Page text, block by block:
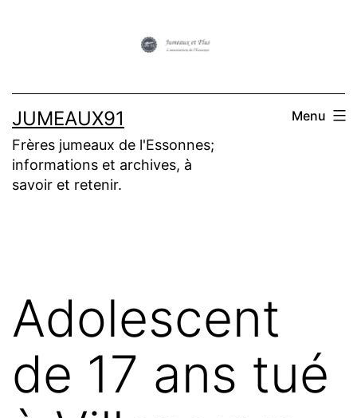
JUMEAUX91
Frères jumeaux de l'Essonnes;
informations et archives, à
savoir et retenir.
Menu
Adolescent
de 17 ans tué